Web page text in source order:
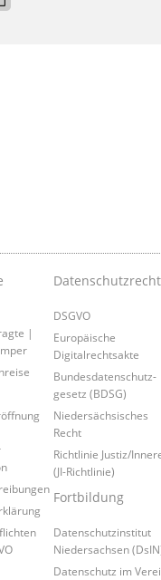
|
Datenschutzrecht
DSGVO
Europäische
Digitalrechtsakte
Bundesdatenschutz-
gesetz (BDSG)
Niedersächsisches
Recht
Richtlinie Justiz/
(JI-Richtlinie)
Fortbildung
Datenschutzinstitut
Niedersachsen
Datenschutz im